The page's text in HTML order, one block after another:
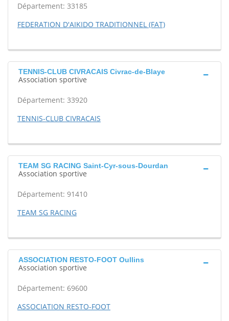
Département: 33185
FEDERATION D'AIKIDO TRADITIONNEL (FAT)
TENNIS-CLUB CIVRACAIS Civrac-de-Blaye
Association sportive
Département: 33920
TENNIS-CLUB CIVRACAIS
TEAM SG RACING Saint-Cyr-sous-Dourdan
Association sportive
Département: 91410
TEAM SG RACING
ASSOCIATION RESTO-FOOT Oullins
Association sportive
Département: 69600
ASSOCIATION RESTO-FOOT